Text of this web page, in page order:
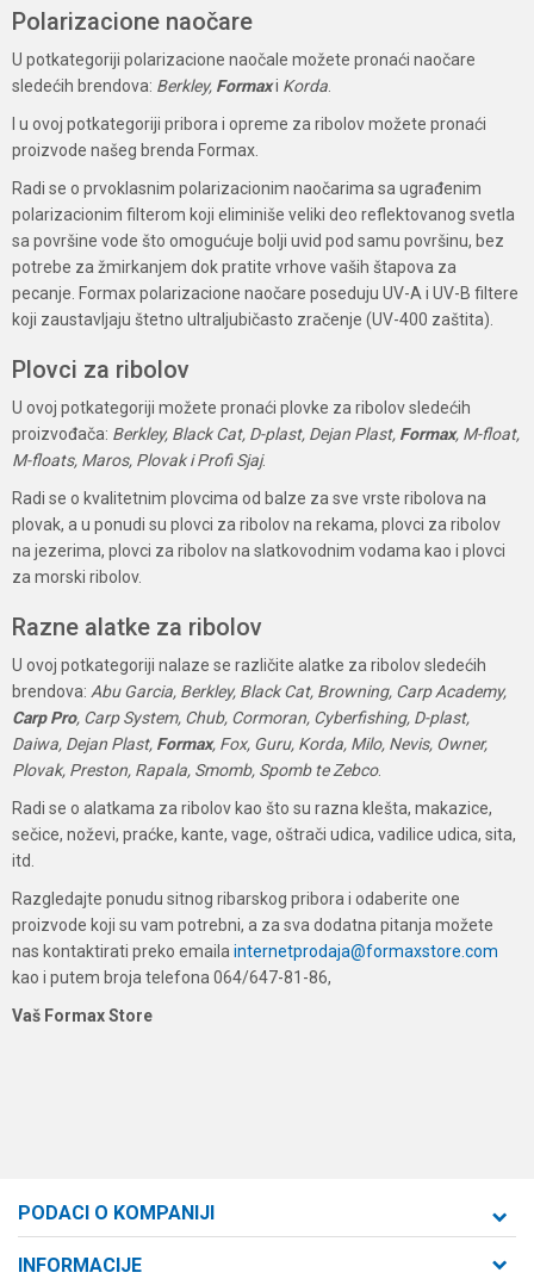
Polarizacione naočare
U potkategoriji polarizacione naočale možete pronaći naočare
sledećih brendova: Berkley, Formaxi Korda
I u ovoj potkategoriji pribora i opreme za ribolov možete pronaći
proizvode našeg brenda Formax.
Radi se o prvoklasnim polarizacionim naočarima sa ugrađenim
polarizacionim filterom koji eliminiše veliki deo reflektovanog svetla
sa površine vode što omogućuje bolji uvid pod samu površinu, bez
potrebe za žmirkanjem dok pratite vrhove vaših štapova za
pecanje. Formax polarizacione naočare poseduju UV-A i UV-B filtere
koji zaustavljaju štetno ultraljubičasto zračenje (UV-400 zaštita).
Plovci za ribolov
U ovoj potkategoriji možete pronaći plovke za ribolov sledećih
proizvođača: Berkley, Black Cat, D-plast, Dejan Plast, Formax, M-float,
M-floats, Maros, Plovak i Profi Sjaj.
Radi se o kvalitetnim plovcima od balze za sve vrste ribolova na
plovak, a u ponudi su plovci za ribolov na rekama, plovci za ribolov
na jezerima, plovci za ribolov na slatkovodnim vodama kao i plovci
za morski ribolov.
Razne alatke za ribolov
U ovoj potkategoriji nalaze se različite alatke za ribolov sledećih
brendova: Abu Garcia, Berkley, Black Cat, Browning, Carp Academy,
Carp Pro, Carp System, Chub, Cormoran, Cyberfishing, D-plast,
Daiwa, Dejan Plast, Formax, Fox, Guru, Korda, Milo, Nevis, Owner,
Plovak, Preston, Rapala, Smomb, Spomb te Zebco.
Radi se o alatkama za ribolov kao što su razna klešta, makazice,
sečice, noževi, praćke, kante, vage, oštrači udica, vadilice udica, sita,
itd.
Razgledajte ponudu sitnog ribarskog pribora i odaberite one
proizvode koji su vam potrebni, a za sva dodatna pitanja možete
nas kontaktirati preko emaila internetprodaja@formaxstore.com
kao i putem broja telefona 064/647-81-86,
Vaš Formax Store
PODACI O KOMPANIJI
INFORMACIJE